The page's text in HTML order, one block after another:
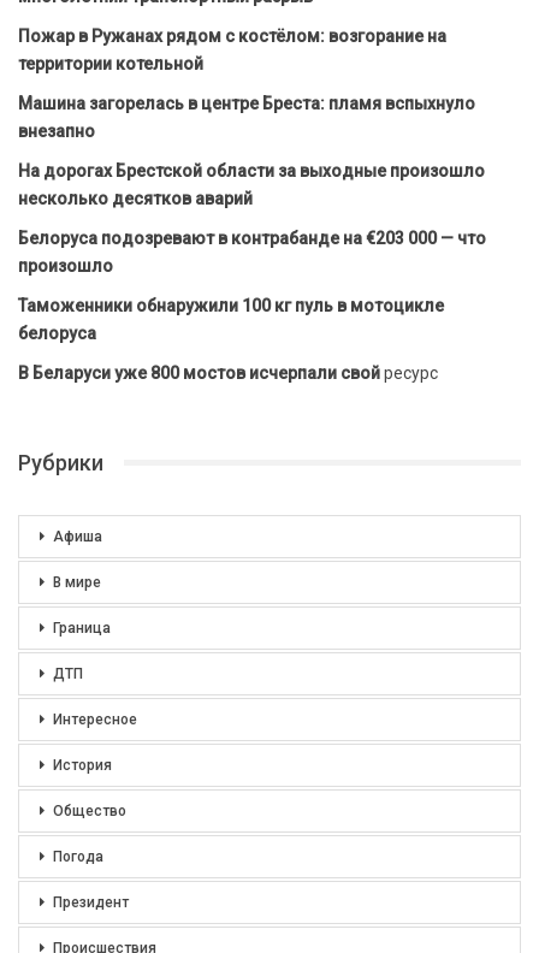
Пожар в Ружанах рядом с костёлом: возгорание на
территории котельной
Машина загорелась в центре Бреста: пламя вспыхнуло
внезапно
На дорогах Брестской области за выходные произошло
несколько десятков аварий
Белоруса подозревают в контрабанде на €203 000 — что
произошло
Таможенники обнаружили 100 кг пуль в мотоцикле
белоруса
В Беларуси уже 800 мостов исчерпали свойресурс
Рубрики
Афиша
В мире
Граница
ДТП
Интересное
История
Общество
Погода
Президент
Происшествия